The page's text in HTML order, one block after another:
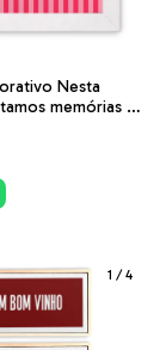
Nesta
memórias e
1 /4